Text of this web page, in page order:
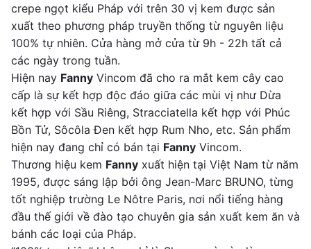
crepe ngọt kiểu Pháp với trên 30 vị kem được sản
xuất theo phương pháp truyền thống từ nguyên liệu
100% tự nhiên. Cửa hàng mở cửa từ 9h - 22h tất cả
các ngày trong tuần.
Hiện nay Fanny Vincom đã cho ra mắt kem cây cao
cấp là sự kết hợp độc đáo giữa các mùi vị như Dừa
kết hợp với Sầu Riêng, Stracciatella kết hợp với Phúc
Bồn Tử, Sôcôla Đen kết hợp Rum Nho, etc. Sản phẩm
hiện nay đang chỉ có bán tại Fanny Vincom.
Thương hiệu kem Fanny xuất hiện tại Việt Nam từ năm
1995, được sáng lập bởi ông Jean-Marc BRUNO, từng
tốt nghiệp trường Le Nôtre Paris, nơi nổi tiếng hàng
đầu thế giới về đào tạo chuyên gia sản xuất kem ăn và
bánh các loại của Pháp.